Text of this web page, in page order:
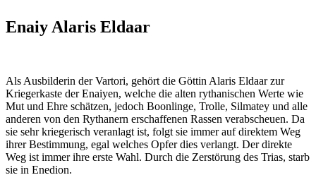
Enaiy Alaris Eldaar
Als Ausbilderin der Vartori, gehört die Göttin Alaris Eldaar zur
Kriegerkaste der Enaiyen, welche die alten rythanischen Werte wie
Mut und Ehre schätzen, jedoch Boonlinge, Trolle, Silmatey und alle
anderen von den Rythanern erschaffenen Rassen verabscheuen. Da
sie sehr kriegerisch veranlagt ist, folgt sie immer auf direktem Weg
ihrer Bestimmung, egal welches Opfer dies verlangt. Der direkte
Weg ist immer ihre erste Wahl. Durch die Zerstörung des Trias, starb
sie in Enedion.